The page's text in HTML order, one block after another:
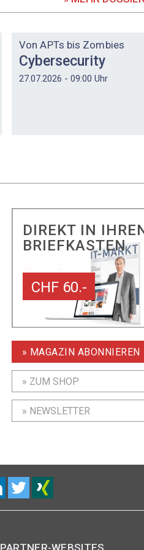
Von APTs bis Zombies
Cybersecurity
27.07.2026 - 09:00 Uhr
DIREKT IN
BRIEFKASTEN
CHF 60.-
» MAGAZIN ABONNIEREN
» ZUM SHOP
» NEWSLETTER
PARTNER-WEBSITES